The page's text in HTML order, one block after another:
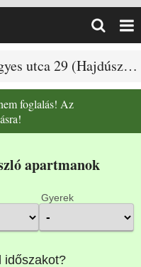
utca 29 (Hajdúszoboszló szállás)
foglalás! Az
apartmanok
Gyerek